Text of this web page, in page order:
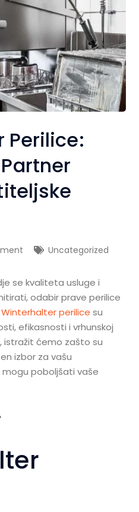
Perilice:
Uncategorized
se kvaliteta usluge i
odabir prave perilice
Winterhalter perilice su
efikasnosti i vrhunskoj
istražit ćemo zašto su
izbor za vašu
mogu poboljšati vaše